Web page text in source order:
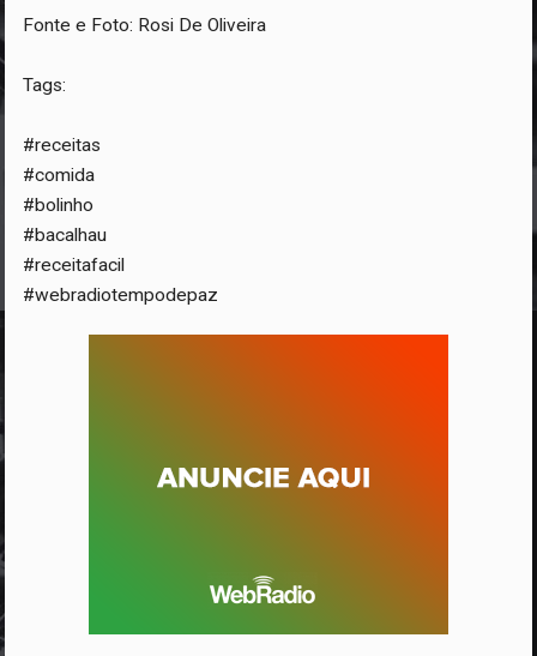
Fonte e Foto: Rosi De Oliveira
Tags:
#receitas
#comida
#bolinho
#bacalhau
#receitafacil
#webradiotempodepaz